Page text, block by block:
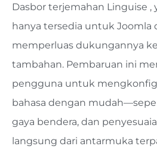
Dasbor terjemahan Linguise ,
hanya tersedia untuk Joomla
memperluas dukungannya
tambahan. Pembaruan ini
pengguna untuk
bahasa dengan
gaya bendera, dan
langsung dari antarmuka